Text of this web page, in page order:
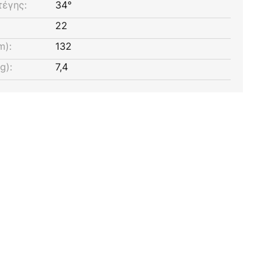
34°
22
132
7,4